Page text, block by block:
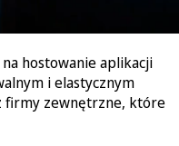
hostowanie aplikacji
i elastycznym
firmy zewnętrzne, które